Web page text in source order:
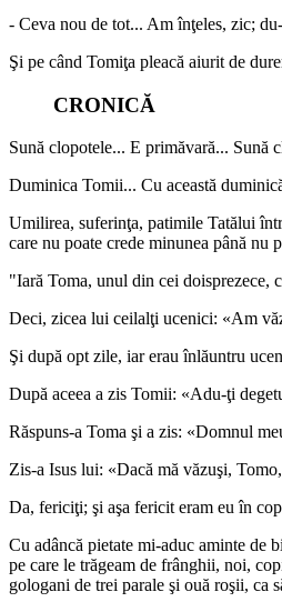
- Ceva nou de tot... Am înţeles, zic;
Şi pe când Tomiţa pleacă aiurit de
CRONICĂ
Sună clopotele... E primăvară... Sună
Duminica Tomii... Cu această
Umilirea, suferinţa, patimile Tatălui
care nu poate crede minunea până nu
"Iară Toma, unul din cei doisprezece,
Deci, zicea lui ceilalţi ucenici: «Am
Şi după opt zile, iar erau înlăuntru
După aceea a zis Tomii: «Adu-ţi
Răspuns-a Toma şi a zis: «Domnul
Zis-a Isus lui: «Dacă mă văzuşi,
Da, fericiţi; şi aşa fericit eram eu în
Cu adâncă pietate mi-aduc aminte de
pe care le trăgeam de frânghii, noi,
gologani de trei parale şi ouă roşii, ca